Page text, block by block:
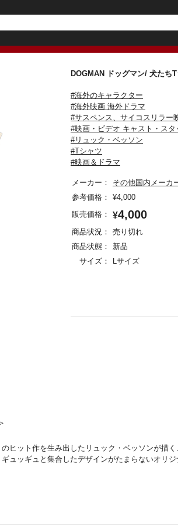
DOGMAN ドッグマン/ 犬た
#海外のキャラクター
#海外映画 海外ドラマ
#サスペンス、サイコスリラー
#映画・ビデオ キャスト・スタ
#リュック・ベッソン
#Tシャツ
#映画＆ドラマ
メーカー：
その他国内メーカ
参考価格：
¥4,000
販売価格：
¥4,000
商品状況：
売り切れ
商品状態：
新品
サイズ：
Lサイズ
ット作を生み出したリュック・ベッソンが描
ュッギュと集合したデザインがたまらないオリジ